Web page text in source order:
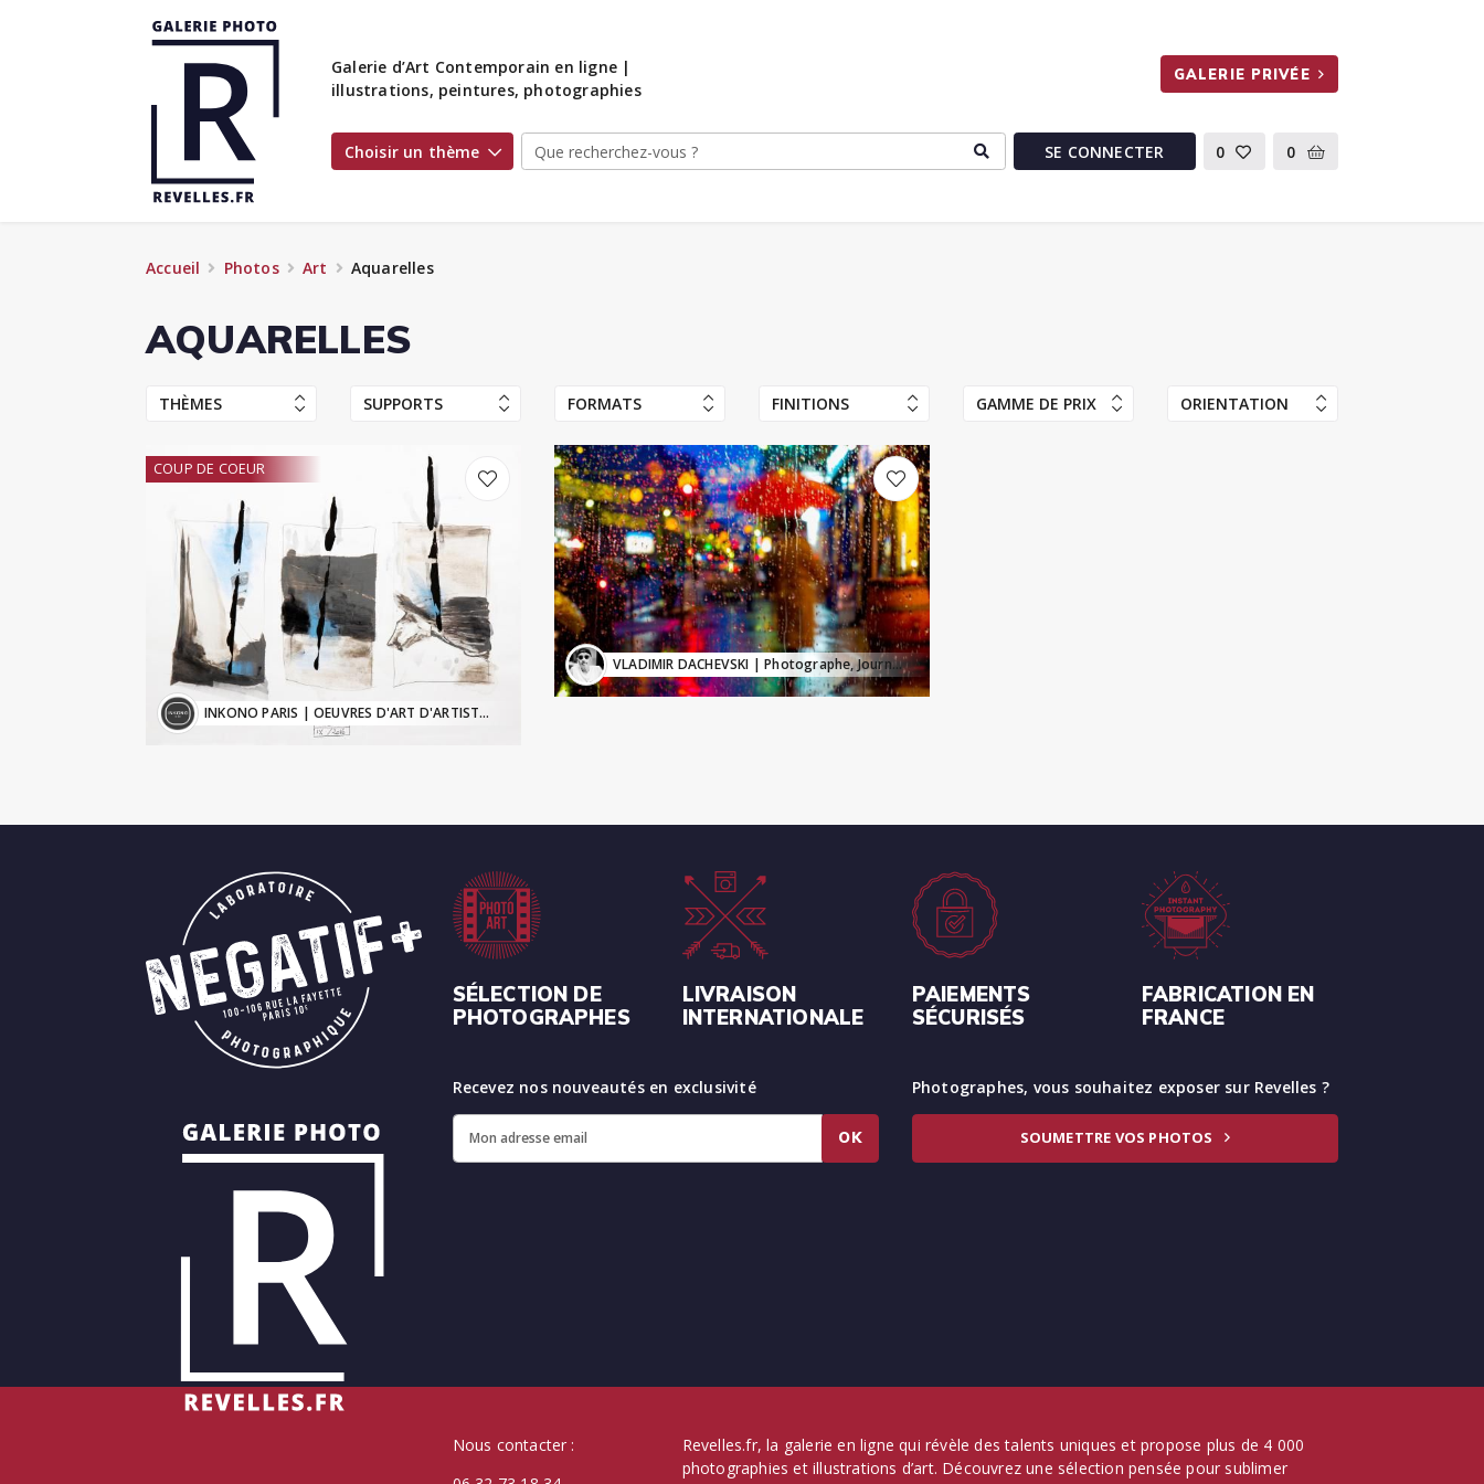
Galerie d’Art Contemporain en ligne |
illustrations, peintures, photographies
GALERIE PRIVÉE
Choisir un thème SE CONNECTER 0 0
Accueil Photos Art Aquarelles
AQUARELLES
THÈMES SUPPORTS FORMATS FINITIONS GAMME DE PRIX ORIENTATION
COUP DE COEUR
INKONO PARIS | OEUVRES D'ART D'ARTISTES CONTEMPORAINS - Inkono@sfr.fr
VLADIMIR DACHEVSKI | Photographe, Journaliste
SÉLECTION DE
PHOTOGRAPHES
LIVRAISON
INTERNATIONALE
PAIEMENTS
SÉCURISÉS
FABRICATION EN
FRANCE
Recevez nos nouveautés en exclusivité
OK
Photographes, vous souhaitez exposer sur Revelles ?
SOUMETTRE VOS PHOTOS
Nous contacter :
Revelles.fr, la galerie en ligne qui révèle des talents uniques et propose plus de 4 000
photographies et illustrations d’art. Découvrez une sélection pensée pour sublimer